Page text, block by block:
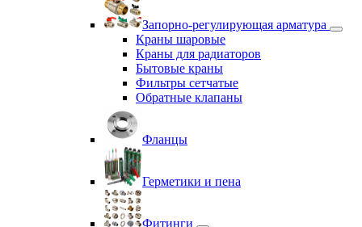
Запорно-регулирующая арматура
Краны шаровые
Краны для радиаторов
Бытовые краны
Фильтры сетчатые
Обратные клапаны
Фланцы
Герметики и пена
Фитинги